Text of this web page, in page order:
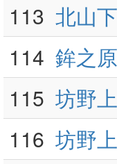
113 北山
114 鉾之
115 坊野
116 坊野